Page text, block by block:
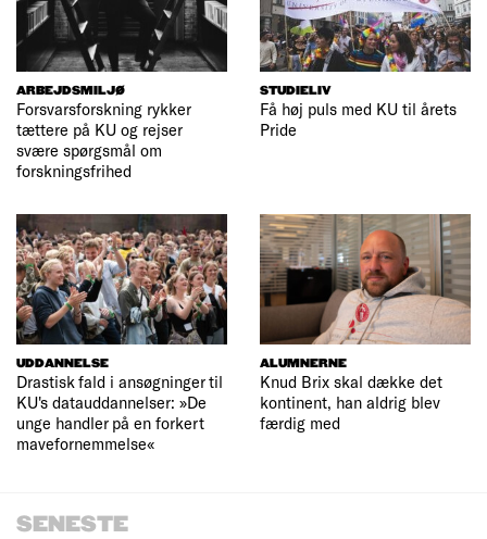
ARBEJDSMILJØ
Forsvarsforskning rykker
tættere på KU og rejser
svære spørgsmål om
forskningsfrihed
STUDIELIV
Få høj puls med KU til årets
Pride
UDDANNELSE
Drastisk fald i ansøgninger til
KU's datauddannelser: »De
unge handler på en forkert
mavefornemmelse«
ALUMNERNE
Knud Brix skal dække det
kontinent, han aldrig blev
færdig med
SENESTE